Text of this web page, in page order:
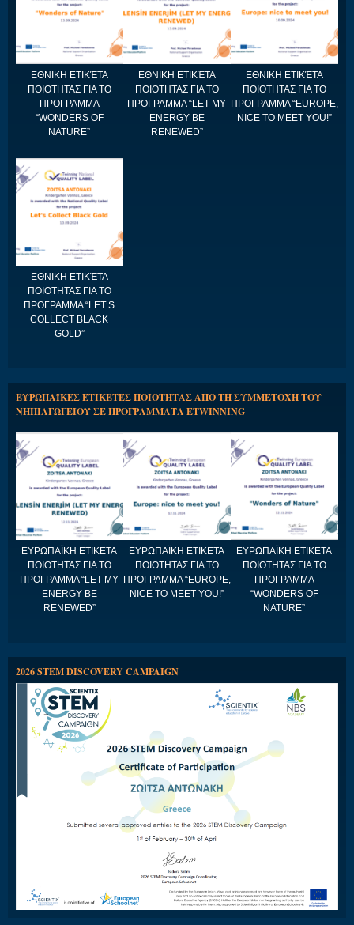
ΕΘΝΙΚΗ ΕΤΙΚΈΤΑ
ΠΟΙΟΤΗΤΑΣ ΓΙΑ ΤΟ
ΠΡΟΓΡΑΜΜΑ
“WONDERS OF
NATURE”
ΕΘΝΙΚΗ ΕΤΙΚΈΤΑ
ΠΟΙΟΤΗΤΑΣ ΓΙΑ ΤΟ
ΠΡΟΓΡΑΜΜΑ “LET MY
ENERGY BE
RENEWED”
ΕΘΝΙΚΗ ΕΤΙΚΈΤΑ
ΠΟΙΟΤΗΤΑΣ ΓΙΑ ΤΟ
ΠΡΟΓΡΑΜΜΑ “EUROPE,
NICE TO MEET YOU!”
ΕΘΝΙΚΗ ΕΤΙΚΈΤΑ
ΠΟΙΟΤΗΤΑΣ ΓΙΑ ΤΟ
ΠΡΟΓΡΑΜΜΑ “LET’S
COLLECT BLACK
GOLD”
ΕΥΡΩΠΑΪΚΕΣ ΕΤΙΚΕΤΕΣ ΠΟΙΟΤΗΤΑΣ ΑΠΟ ΤΗ ΣΥΜΜΕΤΟΧΗ ΤΟΥ
ΝΗΠΙΑΓΩΓΕΙΟΥ ΣΕ ΠΡΟΓΡΑΜΜΑΤΑ ETWINNING
ΕΥΡΩΠΑΪΚΗ ΕΤΙΚΕΤΑ
ΠΟΙΟΤΗΤΑΣ ΓΙΑ ΤΟ
ΠΡΟΓΡΑΜΜΑ “LET MY
ENERGY BE
RENEWED”
ΕΥΡΩΠΑΪΚΗ ΕΤΙΚΕΤΑ
ΠΟΙΟΤΗΤΑΣ ΓΙΑ ΤΟ
ΠΡΟΓΡΑΜΜΑ “EUROPE,
NICE TO MEET YOU!”
ΕΥΡΩΠΑΪΚΗ ΕΤΙΚΕΤΑ
ΠΟΙΟΤΗΤΑΣ ΓΙΑ ΤΟ
ΠΡΟΓΡΑΜΜΑ
“WONDERS OF
NATURE”
2026 STEM DISCOVERY CAMPAIGN